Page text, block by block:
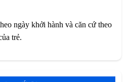
ngày khởi hành và căn cứ theo
trẻ.